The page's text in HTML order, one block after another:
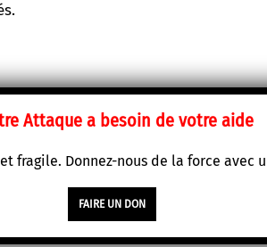
Attaque a besoin de votre aide
fragile. Donnez-nous de la force avec
FAIRE UN DON